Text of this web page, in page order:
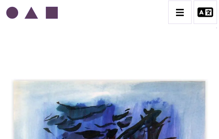
EDGAR STOËBEL
BIOGRAPHIE
CATALOGUE DES OEUVRES